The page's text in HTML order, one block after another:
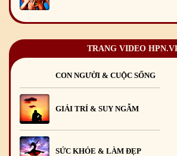
TRANG VIDEO
CON NGƯỜI & CUỘC SỐNG
GIẢI TRÍ & SUY NGẪM
SỨC KHỎE & LÀM ĐẸP